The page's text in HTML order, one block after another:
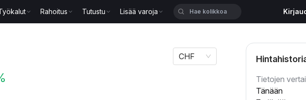
Rahoitus Tutustu Lisää varoja
CHF
Tietojen
Tänään